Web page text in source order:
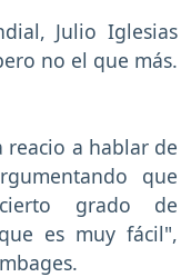
Julio Iglesias
no el que más.
a hablar de
que
grado de
es muy fácil",